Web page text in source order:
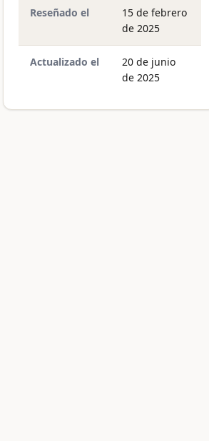
Reseñado el
15 de febrero
de 2025
Actualizado el
20 de junio
de 2025